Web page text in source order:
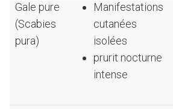
Gale pure
(Scabies
pura)
Manifestations
cutanées
isolées
prurit nocturne
intense